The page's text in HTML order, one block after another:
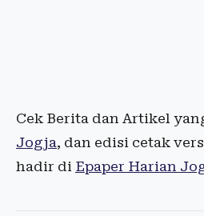
Cek Berita dan Artikel
Jogja, dan edisi cetak
hadir di Epaper Harian